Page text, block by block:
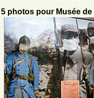
5 photos pour Musée